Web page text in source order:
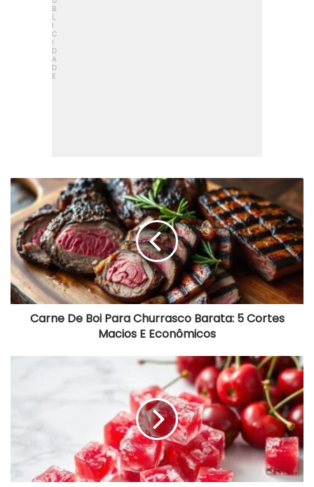
Carne
De
Boi
Para
Churrasco
Barata:
5
Cortes
Macios
E
Econômicos
Carne De Boi Para Churrasco Barata: 5 Cortes
Macios E Econômicos
Polpa
Sem
Cozimento